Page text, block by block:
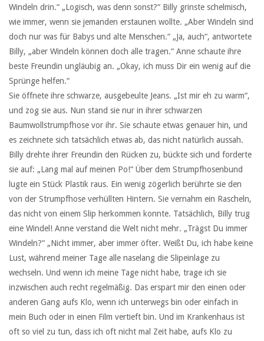
Windeln drin.“ „Logisch, was denn sonst?“ Billy grinste schelmisch,
wie immer, wenn sie jemanden erstaunen wollte. „Aber Windeln sind
doch nur was für Babys und alte Menschen.“ „Ja, auch“, antwortete
Billy, „aber Windeln können doch alle tragen.“ Anne schaute ihre
beste Freundin ungläubig an. „Okay, ich muss Dir ein wenig auf die
Sprünge helfen.“
Sie öffnete ihre schwarze, ausgebeulte Jeans. „Ist mir eh zu warm“,
und zog sie aus. Nun stand sie nur in ihrer schwarzen
Baumwollstrumpfhose vor ihr. Sie schaute etwas genauer hin, und
es zeichnete sich tatsächlich etwas ab, das nicht natürlich aussah.
Billy drehte ihrer Freundin den Rücken zu, bückte sich und forderte
sie auf: „Lang mal auf meinen Po!“ Über dem Strumpfhosenbund
lugte ein Stück Plastik raus. Ein wenig zögerlich berührte sie den
von der Strumpfhose verhüllten Hintern. Sie vernahm ein Rascheln,
das nicht von einem Slip herkommen konnte. Tatsächlich, Billy trug
eine Windel! Anne verstand die Welt nicht mehr. „Trägst Du immer
Windeln?“ „Nicht immer, aber immer öfter. Weißt Du, ich habe keine
Lust, während meiner Tage alle naselang die Slipeinlage zu
wechseln. Und wenn ich meine Tage nicht habe, trage ich sie
inzwischen auch recht regelmäßig. Das erspart mir den einen oder
anderen Gang aufs Klo, wenn ich unterwegs bin oder einfach in
mein Buch oder in einen Film vertieft bin. Und im Krankenhaus ist
oft so viel zu tun, dass ich oft nicht mal Zeit habe, aufs Klo zu